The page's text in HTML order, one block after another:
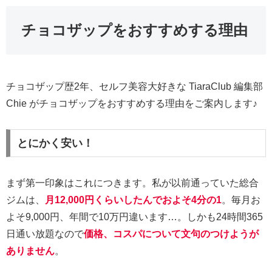
チョコザップをおすすめする理由
チョコザップ歴2年、セルフ美容大好きな TiaraClub 編集部
Chie がチョコザップをおすすめする理由をご案内します♪
とにかく安い！
まず第一印象はこれにつきます。私が以前通っていた総合
ジムは、
月12,000円くらいしたんでおよそ4分の1。毎月お
よそ9,000円、年間で10万円違います…。しかも24時間365
日通い放題なので価格、コスパについて文句のつけようが
ありません。